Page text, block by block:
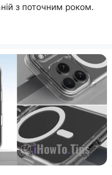
з поточним роком.